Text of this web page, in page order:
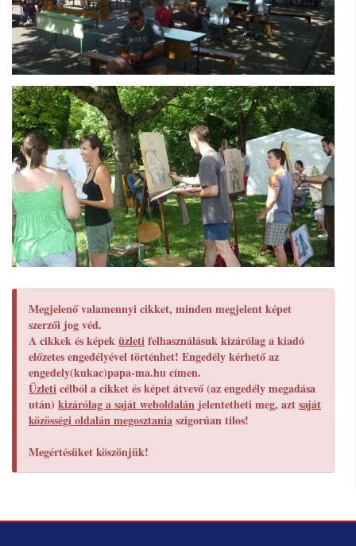
Megjelenő valamennyi cikket, minden megjelent képet
szerzői jog véd.
A cikkek és képeküzletifelhasználásuk kizárólag a kiadó
előzetes engedélyével történhet! Engedély kérhető az
engedely(kukac)papa-ma.hu címen.
Üzleticélból a cikket és képet átvevő (az engedély megadása
után) kizárólag a saját weboldalán jelentetheti meg, aztsaját
közösségi oldalán megosztaniaszigorúan tilos!
Megértésüket köszönjük!